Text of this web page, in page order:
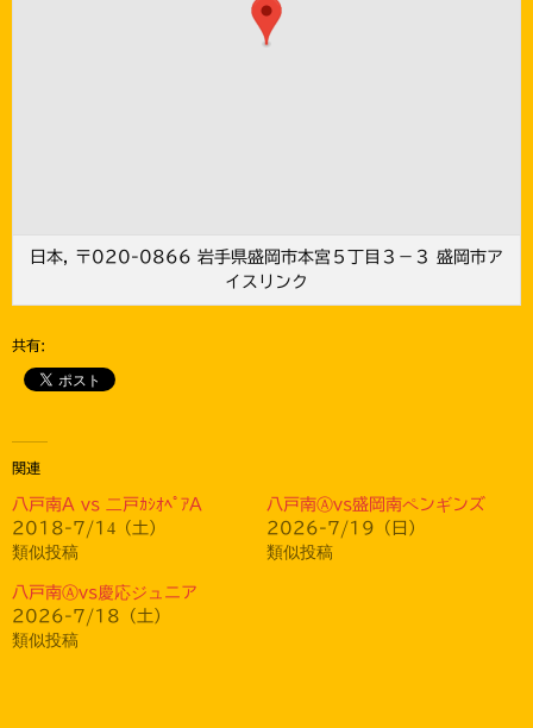
日本, 〒020-0866 岩手県盛岡市本宮５丁目３−３ 盛岡市ア
イスリンク
共有:
関連
八戸南A vs 二戸ｶｼｵﾍﾟｱA
2018-7/14（土）
類似投稿
八戸南Ⓐvs盛岡南ペンギンズ
2026-7/19（日）
類似投稿
八戸南Ⓐvs慶応ジュニア
2026-7/18（土）
類似投稿